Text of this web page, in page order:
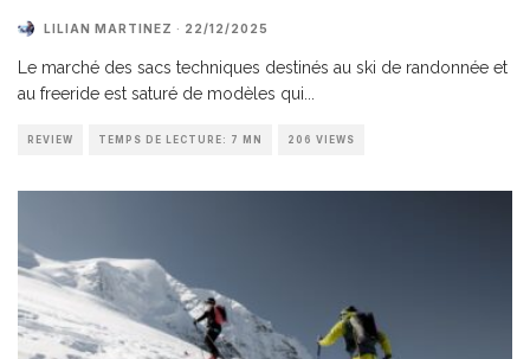
LILIAN MARTINEZ · 22/12/2025
Le marché des sacs techniques destinés au ski de randonnée et
au freeride est saturé de modèles qui
REVIEW TEMPS DE LECTURE: 7 MN 206 VIEWS